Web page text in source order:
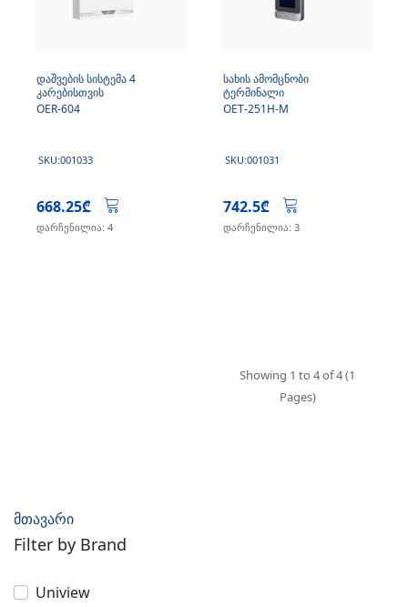
მთავარი
Filter by Brand
Uniview
დაშვების სისტემა 4
კარებისთვის
OER-604
SKU:001033
668.25₾
დარჩენილია: 4
სახის ამომცნობი
ტერმინალი
OET-251H-M
SKU:001031
742.5₾
დარჩენილია: 3
Showing 1 to 4 of 4 (1
Pages)